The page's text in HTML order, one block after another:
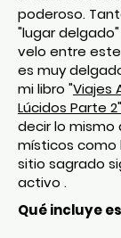
poderoso.
"lugar
velo entre
es muy
mi libro "Viajes
Lúcidos Parte
decir lo mismo
místicos como
sitio sagrado
activo .
Qué incluye